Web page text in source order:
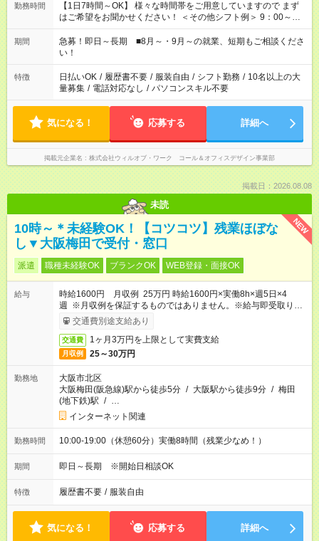
勤務時間
【1日7時間～OK】 様々な時間帯をご用意していますので まず
はご希望をお聞かせください！ ＜その他シフト例＞ 9：00～
17：00 11：00～20：00 などなど！その他のお時間もOKです！
期間
急募！即日～長期 ■8月～・9月～の就業、短期もご相談くださ
い！
特徴 日払いOK / 履歴書不要 / 服装自由 / シフト勤務 / 10名以上の大
量募集 / 電話対応なし / パソコンスキル不要
気になる！ 応募する 詳細へ
掲載元企業名 株式会社ウィルオブ・ワーク コール＆オフィスデザイン事業部
掲載日：2026.08.08
未読
NEW
10時～＊未経験OK！【コツコツ】残業ほぼな
し▼大阪梅田で受付・窓口
派遣 職種未経験OK ブランクOK WEB登録・面接OK
給与
時給1600円 月収例 25万円 時給1600円×実働8h×週5日×4
週 ※月収例を保証するものではありません。※給与即受取りサ
ービス利用可（利用条件有）
交通費別途支給あり
交通費 1ヶ月3万円を上限として実費支給
月収例 25～30万円
勤務地
大阪市北区
大阪梅田(阪急線)駅から徒歩5分 / 大阪駅から徒歩9分 / 梅田
(地下鉄)駅 / …
インターネット関連
勤務時間 10:00-19:00（休憩60分）実働8時間（残業少なめ！）
期間 即日～長期 ※開始日相談OK
特徴 履歴書不要 / 服装自由
気になる！ 応募する 詳細へ